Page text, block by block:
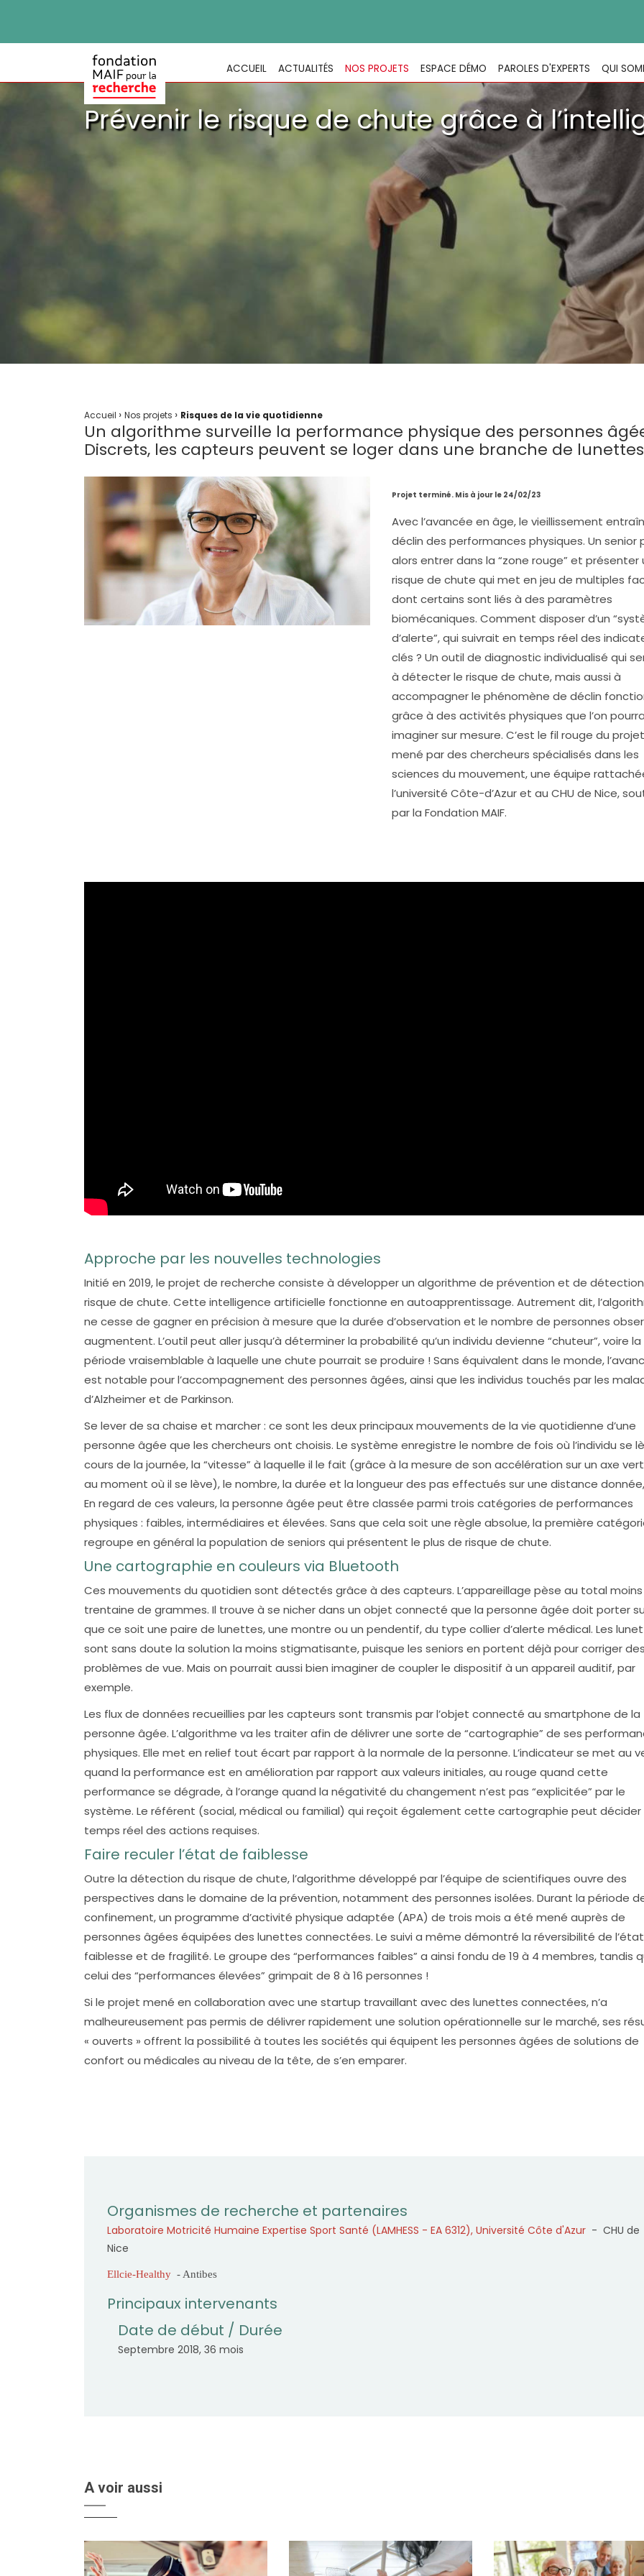
ACCUEIL ACTUALITÉS NOS PROJETS ESPACE DÉMO PAROLES D'EXPERTS QUI
Prévenir le risque de chute grâce à
Accueil › Nos projets › Risques de la vie quotidienne
Un algorithme surveille la performance physique des personnes
Discrets, les capteurs peuvent se loger dans une branche de
Projet terminé. Mis à jour le 24/02/23
Avec l’avancée en âge, le vieillissement
déclin des performances physiques. Un senior
alors entrer dans la “zone rouge” et présenter
risque de chute qui met en jeu de multiples
dont certains sont liés à des paramètres
biomécaniques. Comment disposer d’un
d’alerte”, qui suivrait en temps réel des
clés ? Un outil de diagnostic individualisé qui
à détecter le risque de chute, mais aussi à
accompagner le phénomène de déclin
grâce à des activités physiques que l’on
imaginer sur mesure. C’est le fil rouge du projet
mené par des chercheurs spécialisés dans les
sciences du mouvement, une équipe
l’université Côte-d’Azur et au CHU de Nice,
par la Fondation MAIF.
Approche par les nouvelles technologies
Initié en 2019, le projet de recherche consiste à développer un algorithme de prévention et de
risque de chute. Cette intelligence artificielle fonctionne en autoapprentissage. Autrement dit,
ne cesse de gagner en précision à mesure que la durée d’observation et le nombre de personnes
augmentent. L’outil peut aller jusqu’à déterminer la probabilité qu’un individu devienne “chuteur”, voire la
période vraisemblable à laquelle une chute pourrait se produire ! Sans équivalent dans le monde,
est notable pour l’accompagnement des personnes âgées, ainsi que les individus touchés par les
d’Alzheimer et de Parkinson.
Se lever de sa chaise et marcher : ce sont les deux principaux mouvements de la vie quotidienne d’une
personne âgée que les chercheurs ont choisis. Le système enregistre le nombre de fois où l’individu se
cours de la journée, la “vitesse” à laquelle il le fait (grâce à la mesure de son accélération sur un axe
au moment où il se lève), le nombre, la durée et la longueur des pas effectués sur une distance
En regard de ces valeurs, la personne âgée peut être classée parmi trois catégories de performances
physiques : faibles, intermédiaires et élevées. Sans que cela soit une règle absolue, la première
regroupe en général la population de seniors qui présentent le plus de risque de chute.
Une cartographie en couleurs via Bluetooth
Ces mouvements du quotidien sont détectés grâce à des capteurs. L’appareillage pèse au total moins
trentaine de grammes. Il trouve à se nicher dans un objet connecté que la personne âgée doit porter
que ce soit une paire de lunettes, une montre ou un pendentif, du type collier d’alerte médical. Les
sont sans doute la solution la moins stigmatisante, puisque les seniors en portent déjà pour corriger
problèmes de vue. Mais on pourrait aussi bien imaginer de coupler le dispositif à un appareil auditif, par
exemple.
Les flux de données recueillies par les capteurs sont transmis par l’objet connecté au smartphone de la
personne âgée. L’algorithme va les traiter afin de délivrer une sorte de “cartographie” de ses
physiques. Elle met en relief tout écart par rapport à la normale de la personne. L’indicateur se met au
quand la performance est en amélioration par rapport aux valeurs initiales, au rouge quand cette
performance se dégrade, à l’orange quand la négativité du changement n’est pas “explicitée” par le
système. Le référent (social, médical ou familial) qui reçoit également cette cartographie peut décider
temps réel des actions requises.
Faire reculer l’état de faiblesse
Outre la détection du risque de chute, l’algorithme développé par l’équipe de scientifiques ouvre des
perspectives dans le domaine de la prévention, notamment des personnes isolées. Durant la période
confinement, un programme d’activité physique adaptée (APA) de trois mois a été mené auprès de
personnes âgées équipées des lunettes connectées. Le suivi a même démontré la réversibilité de
faiblesse et de fragilité. Le groupe des “performances faibles” a ainsi fondu de 19 à 4 membres, tandis
celui des “performances élevées” grimpait de 8 à 16 personnes !
Si le projet mené en collaboration avec une startup travaillant avec des lunettes connectées, n’a
malheureusement pas permis de délivrer rapidement une solution opérationnelle sur le marché, ses
« ouverts » offrent la possibilité à toutes les sociétés qui équipent les personnes âgées de solutions de
confort ou médicales au niveau de la tête, de s’en emparer.
Organismes de recherche et partenaires
Laboratoire Motricité Humaine Expertise Sport Santé (LAMHESS - EA 6312), Université Côte d'Azur - CHU de
Nice
Ellcie-Healthy - Antibes
Principaux intervenants
Date de début / Durée
Septembre 2018, 36 mois
A voir aussi